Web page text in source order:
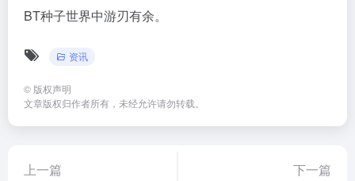
BT种子世界中游刃有余。
资讯
© 版权声明
文章版权归作者所有，未经允许请勿转载。
上一篇 下一篇